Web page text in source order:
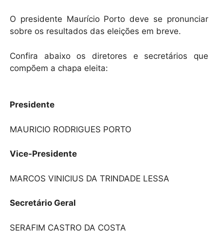
O presidente Maurício Porto deve se pronunciar
sobre os resultados das eleições em breve.
Confira abaixo os diretores e secretários que
compõem a chapa eleita:
Presidente
MAURICIO RODRIGUES PORTO
Vice-Presidente
MARCOS VINICIUS DA TRINDADE LESSA
Secretário Geral
SERAFIM CASTRO DA COSTA